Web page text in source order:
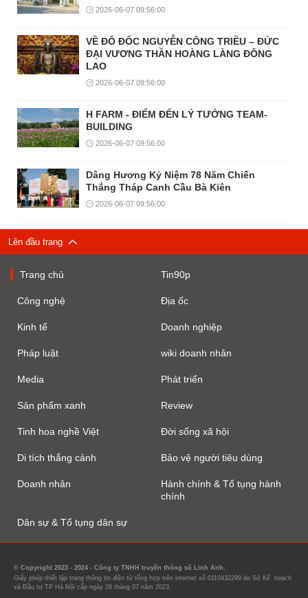
2026-06-07 09:56:00
VỀ ĐÔ ĐỐC NGUYỄN CÔNG TRIỀU – ĐỨC
ĐẠI VƯƠNG THẦN HOÀNG LÀNG ĐÔNG
LAO
2026-06-07 09:56:00
H FARM - ĐIỂM ĐẾN LÝ TƯỞNG TEAM-
BUILDING
2026-06-07 09:56:00
Dâng Hương Kỷ Niệm 78 Năm Chiến
Thắng Tháp Canh Cầu Bà Kiên
2026-06-07 09:56:00
Lên đầu trang
Trang chủ Tin90p
Công nghệ Địa ốc
Kinh tế Doanh nghiệp
Pháp luật wiki doanh nhân
Media Phát triển
Sản phẩm xanh Review
Tinh hoa nghề Việt Đời sống xã hội
Di tích thắng cảnh Bảo vệ người tiêu dùng
Doanh nhân
Hành chính & Tố tụng hành
chính
Dân sự & Tố tụng dân sự
© Copyright 2023 - 2024 - Công ty TNHH truyền thông số Linh Anh.
Giấy phép thiết lập trang thông tin điện tử tổng hợp trên internet số 0110432299 do Sở Kế hoạch
và Đầu tư TP Hà Nội cấp ngày 28 tháng 07 năm 2023.